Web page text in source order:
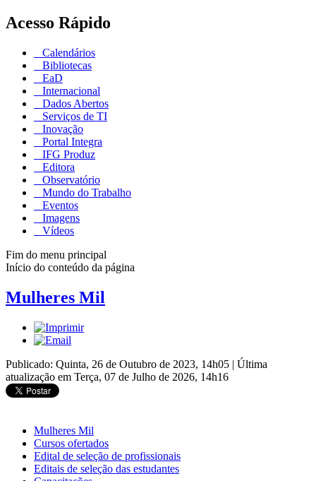
Acesso Rápido
Calendários
Bibliotecas
EaD
Internacional
Dados Abertos
Serviços de TI
Inovação
Portal Integra
IFG Produz
Editora
Observatório
Mundo do Trabalho
Eventos
Imagens
Vídeos
Fim do menu principal
Início do conteúdo da página
Mulheres Mil
Publicado: Quinta, 26 de Outubro de 2023, 14h05 | Última
atualização em Terça, 07 de Julho de 2026, 14h16
Mulheres Mil
Cursos ofertados
Edital de seleção de profissionais
Editais de seleção das estudantes